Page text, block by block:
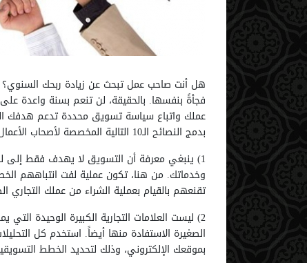
فجأةً بنفسها. بالحقيقة، لن تنعم بسنة واعدة
بدمج النصائح الـ10 التالية المخصصة لأصحاب الأعمال، في استراتيجية النمو الخاصة بشركتك.
1) ينبغي معرفة أن التسويق لا يهدف فقط إلى
وخدماتك. من هنا، تكون عملية لفت انتباههم
تقنعهم بالقيام بعملية الشراء من عملك
2) ليست العلامات التجارية الكبيرة الوحيدة
الصغيرة الاستفادة منها أيضاً. استخدم كل
بموقعك الإلكتروني، وذلك لتحديد الخطط